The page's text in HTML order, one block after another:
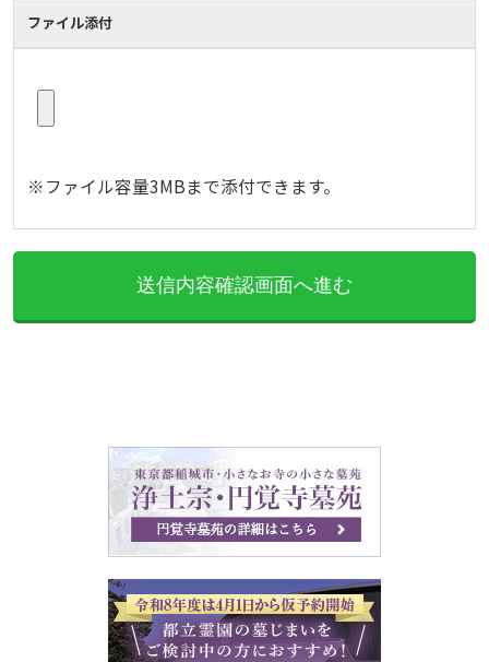
ファイル添付
※ファイル容量3MBまで添付できます。